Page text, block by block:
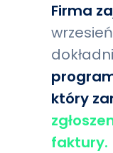
Firma
który
faktury.